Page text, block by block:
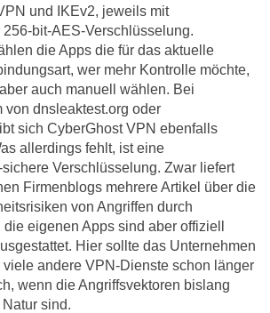
und IKEv2, jeweils mit
bit-AES-Verschlüsselung.
die Apps die für das aktuelle
wer mehr Kontrolle möchte,
auch manuell wählen. Bei
von dnsleaktest.org oder
sich CyberGhost VPN ebenfalls
allerdings fehlt, ist eine
Verschlüsselung. Zwar liefert
Firmenblogs mehrere Artikel über die
von Angriffen durch
eigenen Apps sind aber offiziell
Hier sollte das Unternehmen
andere VPN-Dienste schon länger
wenn die Angriffsvektoren bislang
sind.